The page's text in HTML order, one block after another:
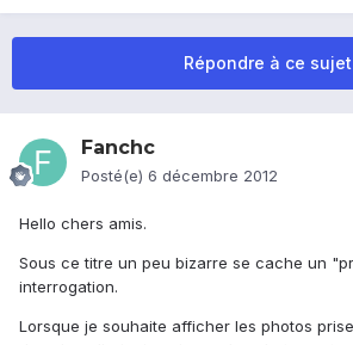
Répondre à ce sujet
Fanchc
Posté(e) 6 décembre 2012
Hello chers amis.
Sous ce titre un peu bizarre se cache un
interrogation.
Lorsque je souhaite afficher les photos